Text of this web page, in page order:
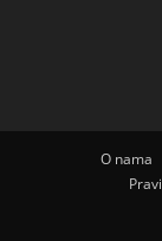
O nama